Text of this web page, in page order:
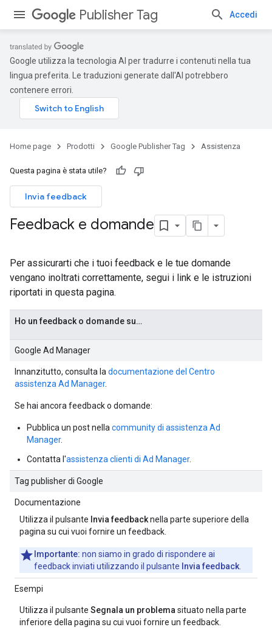
Publisher Tag Accedi
Google utilizza la tecnologia AI per tradurre i contenuti nella tua
lingua preferita. Le traduzioni generate dall'AI potrebbero
contenere errori.
Home page Prodotti Google Publisher Tag Assistenza
Questa pagina è stata utile?
Invia feedback
Feedback e domande
Per assicurarti che i tuoi feedback e le tue domande
vengano inoltrati correttamente, segui i link e le istruzioni
riportati in questa pagina.
Ho un feedback o domande su…
Google Ad Manager
Innanzitutto, consulta la documentazione del Centro
assistenza Ad Manager.
Se hai ancora feedback o domande:
Pubblica un post nella community di assistenza Ad
Manager.
Contatta l'assistenza clienti di Ad Manager.
Tag publisher di Google
Documentazione
Utilizza il pulsante Invia feedbacknella parte superiore della
pagina su cui vuoi fornire un feedback.
Importante: non siamo in grado di rispondere ai
feedback inviati utilizzando il pulsante Invia feedback
Esempi
Utilizza il pulsante Segnala un problema situato nella parte
inferiore della pagina su cui vuoi fornire un feedback.